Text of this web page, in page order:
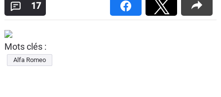
17
Mots clés :
Alfa Romeo